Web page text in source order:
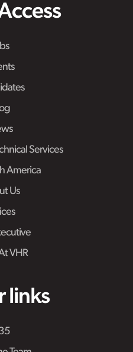
Services
America
Us
VHR
links